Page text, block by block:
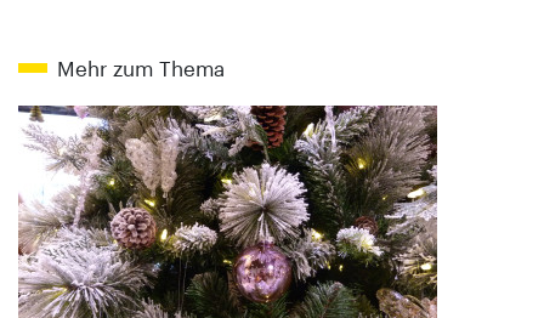
Mehr zum Thema